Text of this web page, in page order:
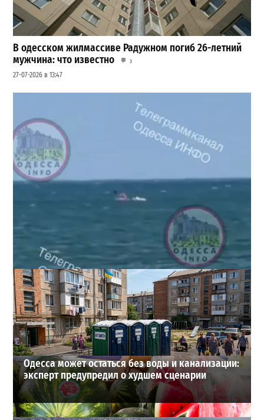
В одесском жилмассиве Радужном погиб 26-летний
мужчина: что известно
3
27-07-2026 в 13:47
Под Одессой уносит в море ребенка на матрасе и
мужчину: идет спасательная операция
28-07-2026 в 17:51
ВИБОР РЕДАКЦИИ
Одесса может остаться без воды и канализации:
эксперт предупредил о худшем сценарии